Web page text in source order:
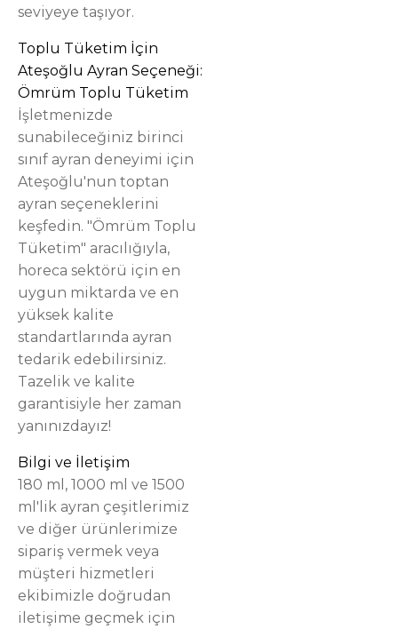
seviyeye taşıyor.
Toplu Tüketim İçin
Ateşoğlu Ayran Seçeneği:
Ömrüm Toplu Tüketim
İşletmenizde
sunabileceğiniz birinci
sınıf ayran deneyimi için
Ateşoğlu'nun toptan
ayran seçeneklerini
keşfedin. "Ömrüm Toplu
Tüketim" aracılığıyla,
horeca sektörü için en
uygun miktarda ve en
yüksek kalite
standartlarında ayran
tedarik edebilirsiniz.
Tazelik ve kalite
garantisiyle her zaman
yanınızdayız!
Bilgi ve İletişim
180 ml, 1000 ml ve 1500
ml'lik ayran çeşitlerimiz
ve diğer ürünlerimize
sipariş vermek veya
müşteri hizmetleri
ekibimizle doğrudan
iletişime geçmek için